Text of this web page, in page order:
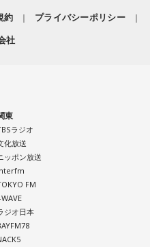
みるのもおすすめです。
そうです。
す。今日は頑張らず、1人の
ごす時間を持つようにしま
今後の計画を見直すことを
くりと見つめ直す時間とな
後に流したい一曲”にまつわ
れまでの人生を振り返りな
方”を考える時間を共有しま
たい曲について、「お葬式
分の声で流したいと思っ
で練習して、音源として残
えているはずだから、お葬
』と思ってもらえたら」と
約
プライバシーポリシー
社
東
ラジオ
化放送
ッポン放送
FM
WAVE
ジオ日本